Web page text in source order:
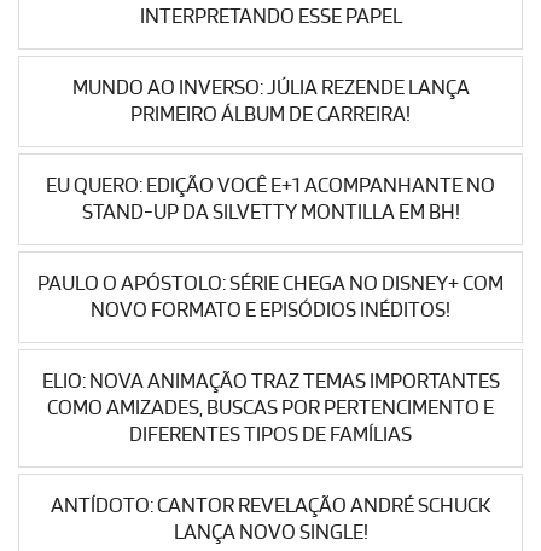
INTERPRETANDO ESSE PAPEL
MUNDO AO INVERSO: JÚLIA REZENDE LANÇA
PRIMEIRO ÁLBUM DE CARREIRA!
EU QUERO: EDIÇÃO VOCÊ E+1 ACOMPANHANTE NO
STAND-UP DA SILVETTY MONTILLA EM BH!
PAULO O APÓSTOLO: SÉRIE CHEGA NO DISNEY+ COM
NOVO FORMATO E EPISÓDIOS INÉDITOS!
ELIO: NOVA ANIMAÇÃO TRAZ TEMAS IMPORTANTES
COMO AMIZADES, BUSCAS POR PERTENCIMENTO E
DIFERENTES TIPOS DE FAMÍLIAS
ANTÍDOTO: CANTOR REVELAÇÃO ANDRÉ SCHUCK
LANÇA NOVO SINGLE!